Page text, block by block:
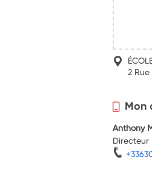
2
Mon
Anthony
Directeur